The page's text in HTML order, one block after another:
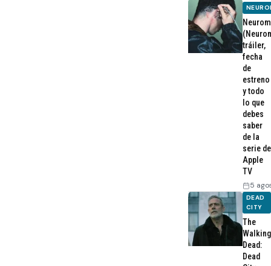
tráiler,
fecha
de
estreno
y todo
lo que
debes
saber
de la
serie de
Apple
TV
5
DEAD
CITY
The
Walking
Dead:
Dead